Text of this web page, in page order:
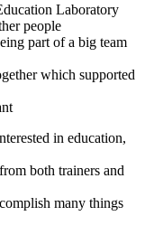
Laboratory
people
part of a big team
which supported
in education,
both trainers and
many things